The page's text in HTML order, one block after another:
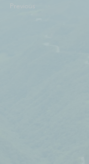
Previous